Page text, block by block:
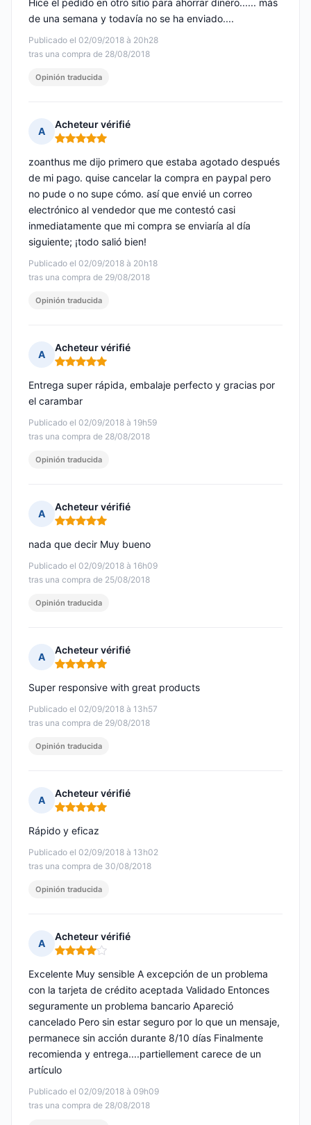
Publicado el 02/09/2018 à 20h28
tras una compra de 28/08/2018
Hice el pedido en otro sitio para ahorrar dinero...... más
de una semana y todavía no se ha enviado....
Opinión traducida
A
Acheteur vérifié
Nota: 5 de 5
Publicado el 02/09/2018 à 20h18
tras una compra de 29/08/2018
zoanthus me dijo primero que estaba agotado después
de mi pago. quise cancelar la compra en paypal pero
no pude o no supe cómo. así que envié un correo
electrónico al vendedor que me contestó casi
inmediatamente que mi compra se enviaría al día
siguiente; ¡todo salió bien!
Opinión traducida
A
Acheteur vérifié
Nota: 5 de 5
Publicado el 02/09/2018 à 19h59
tras una compra de 28/08/2018
Entrega super rápida, embalaje perfecto y gracias por
el carambar
Opinión traducida
A
Acheteur vérifié
Nota: 5 de 5
Publicado el 02/09/2018 à 16h09
tras una compra de 25/08/2018
nada que decir Muy bueno
Opinión traducida
A
Acheteur vérifié
Nota: 5 de 5
Publicado el 02/09/2018 à 13h57
tras una compra de 29/08/2018
Super responsive with great products
Opinión traducida
A
Acheteur vérifié
Nota: 5 de 5
Publicado el 02/09/2018 à 13h02
tras una compra de 30/08/2018
Rápido y eficaz
Opinión traducida
A
Acheteur vérifié
Nota: 4 de 5
Publicado el 02/09/2018 à 09h09
tras una compra de 28/08/2018
Excelente Muy sensible A excepción de un problema
con la tarjeta de crédito aceptada Validado Entonces
seguramente un problema bancario Apareció
cancelado Pero sin estar seguro por lo que un mensaje,
permanece sin acción durante 8/10 días Finalmente
recomienda y entrega....partiellement carece de un
artículo